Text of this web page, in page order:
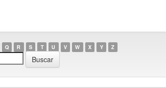
Q R S T U V W X Y Z